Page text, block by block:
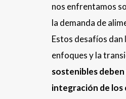
nos enfrentamos
la demanda de
Estos desafíos
enfoques y la
sostenibles
integración de